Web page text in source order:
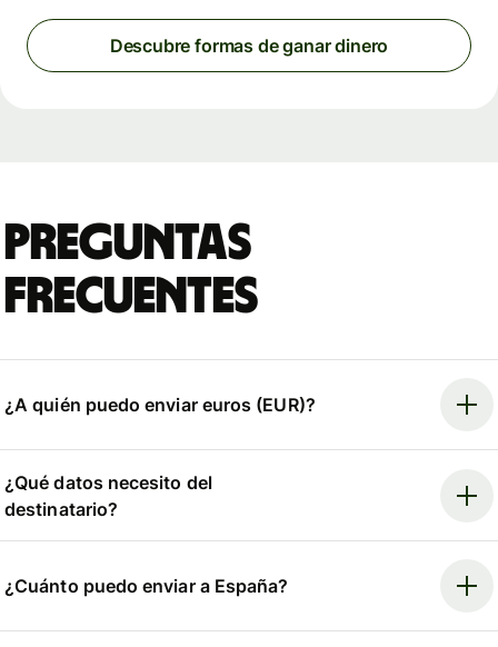
Descubre formas de ganar dinero
Preguntas
frecuentes
¿A quién puedo enviar euros (EUR)?
¿Qué datos necesito del
destinatario?
¿Cuánto puedo enviar a España?